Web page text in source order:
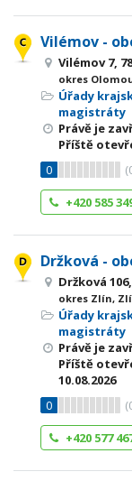
Vilémov -
Vilémov 7,
okres
Úřady
magistráty
Právě je
Příště
0
(
+420 585
Držková -
Držková
okres Zlín,
Úřady
magistráty
Právě je
Příště
10.08.2026
0
(
+420 577